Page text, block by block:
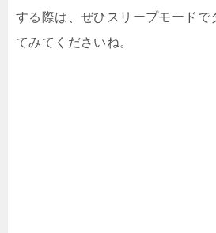
する際は、ぜひスリープモードで
てみてくださいね。